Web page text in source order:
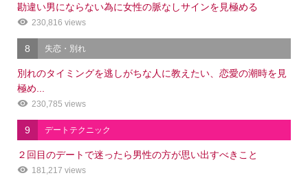
勘違い男にならない為に女性の脈なしサインを見極める
230,816 views
8 失恋・別れ
別れのタイミングを逃しがちな人に教えたい、恋愛の潮時を見
極め...
230,785 views
9 デートテクニック
２回目のデートで迷ったら男性の方が思い出すべきこと
181,217 views
シェア